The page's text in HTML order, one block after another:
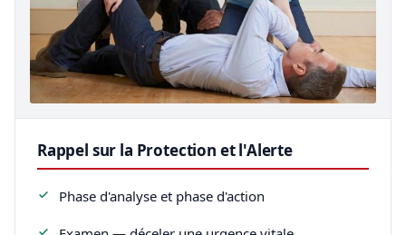
Rappel sur la Protection et l'Alerte
Phase d'analyse et phase d'action